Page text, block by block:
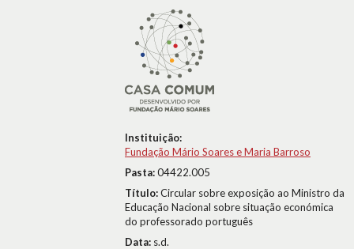
Instituição:
Fundação Mário Soares e Maria Barroso
Pasta:04422.005
Título:Circular sobre exposição ao Ministro da
Educação Nacional sobre situação económica
do professorado português
Data: s.d.